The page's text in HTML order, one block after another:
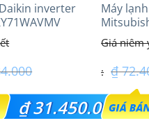
inverter
₫31.450.000
Máy
cấp – 3
₫
Giá
gốc